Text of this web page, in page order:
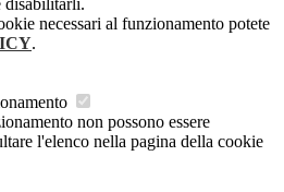
disabilitarli.
necessari al funzionamento potete
.
non possono essere
l'elenco nella pagina della cookie